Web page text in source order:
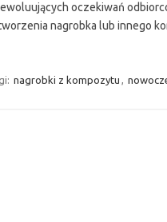
oczekiwań
nagrobka lub innego
nagrobki z kompozytu ,